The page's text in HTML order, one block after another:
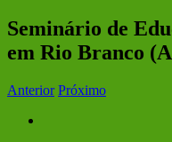
Seminário de
em Rio Branco
Anterior Próximo